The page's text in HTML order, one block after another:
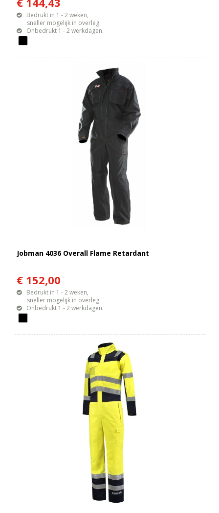
Bedrukt in 1 - 2 weken,
sneller mogelijk in overleg.
Onbedrukt 1 - 2 werkdagen.
Jobman 4036 Overall Flame Retardant
€ 152,00
Bedrukt in 1 - 2 weken,
sneller mogelijk in overleg.
Onbedrukt 1 - 2 werkdagen.